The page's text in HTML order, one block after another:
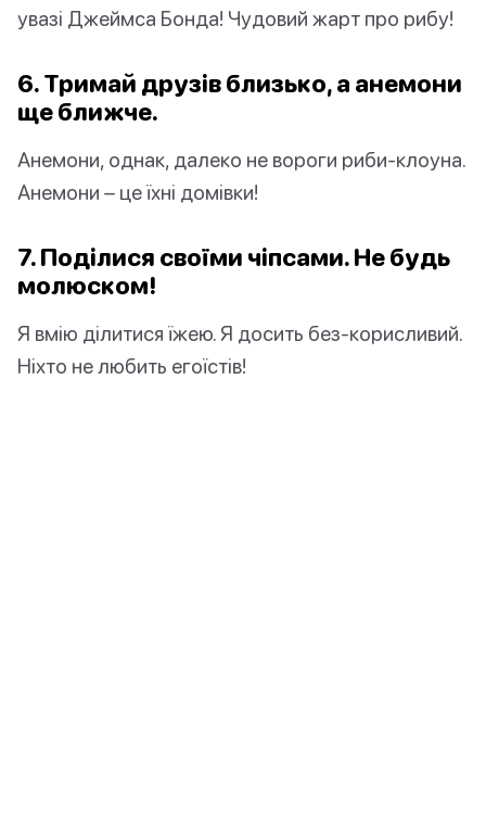
увазі Джеймса Бонда! Чудовий жарт про рибу!
6. Тримай друзів близько, а анемони
ще ближче.
Анемони, однак, далеко не вороги риби-клоуна.
Анемони – це їхні домівки!
7. Поділися своїми чіпсами. Не будь
молюском!
Я вмію ділитися їжею. Я досить без-корисливий.
Ніхто не любить егоїстів!